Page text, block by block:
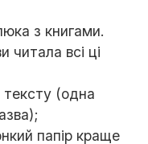
з книгами.
читала всі ці
тексту (одна
папір краще